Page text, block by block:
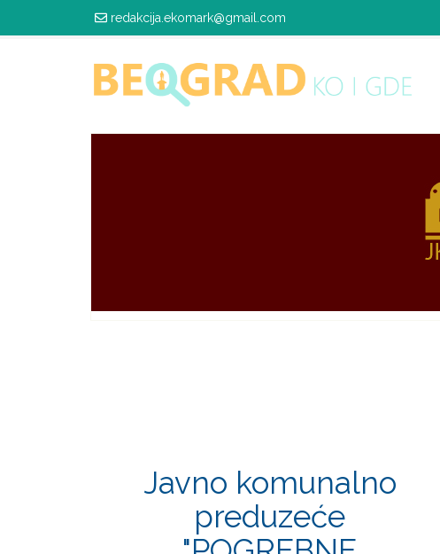
redakcija.ekomark@gmail.com
Javno komunalno
preduzeće